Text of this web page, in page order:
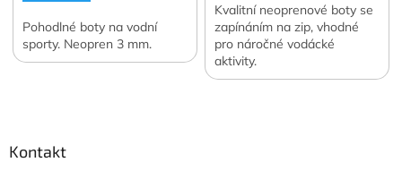
Pohodlné boty na vodní
sporty. Neopren 3 mm.
Kvalitní neoprenové boty se
zapínáním na zip, vhodné
pro náročné vodácké
aktivity.
Kontakt